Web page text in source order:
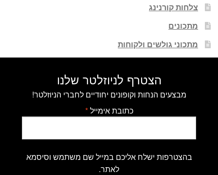
צלחות קורנינג
מתכונים
מתכוני גולשים ולקוחות
הצטרף לניוזלטר שלנו
מבצעים הנחות וקופונים יחודיים לחברי הניוזלטר!
כתובת אימייל*
בהצטרפות ישלח אליכם במייל שם משתמש וסיסמא
לאתר.